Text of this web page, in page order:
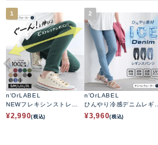
1
n'OrLABEL
NEWフレキシンストレッ
チレギパン
¥2,990(税込)
2
n'OrLABEL
ひんやり冷感デニムレギパ
ン
¥3,960(税込)